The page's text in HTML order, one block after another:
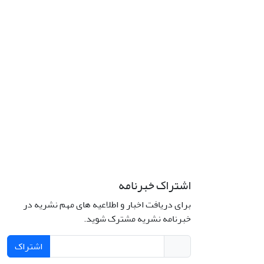
اشتراک خبرنامه
برای دریافت اخبار و اطلاعیه های مهم نشریه در
خبرنامه نشریه مشترک شوید.
اشتراک